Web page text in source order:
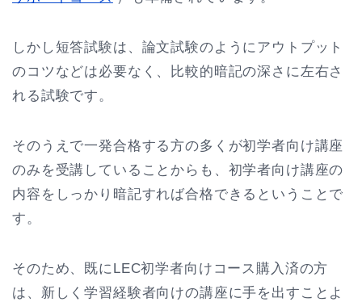
しかし短答試験は、論文試験のようにアウトプット
のコツなどは必要なく、比較的暗記の深さに左右さ
れる試験です。
そのうえで一発合格する方の多くが初学者向け講座
のみを受講していることからも、初学者向け講座の
内容をしっかり暗記すれば合格できるということで
す。
そのため、既にLEC初学者向けコース購入済の方
は、新しく学習経験者向けの講座に手を出すことよ